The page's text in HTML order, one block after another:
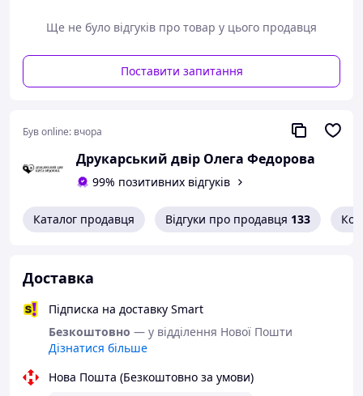
актуальності й сьогодні.
лише як романістом, а й як блискучим майстром малої
сатиричної форми.
європейської класики, гумористичної літератури та
колекціонерів чеських книг.
Ще не було відгуків про товар у цього продавця
Поставити запитання
Був online: вчора
Друкарський двір Олега Федорова
99% позитивних відгуків
Каталог продавця Відгуки про продавця 133
Доставка
Підписка на доставку Smart
Безкоштовно — у відділення Нової Пошти
Дізнатися більше
Нова Пошта (Безкоштовно за умови)